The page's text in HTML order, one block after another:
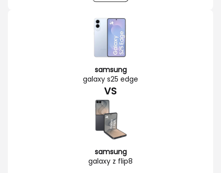
samsung
galaxy s25 edge
VS
samsung
galaxy z flip8